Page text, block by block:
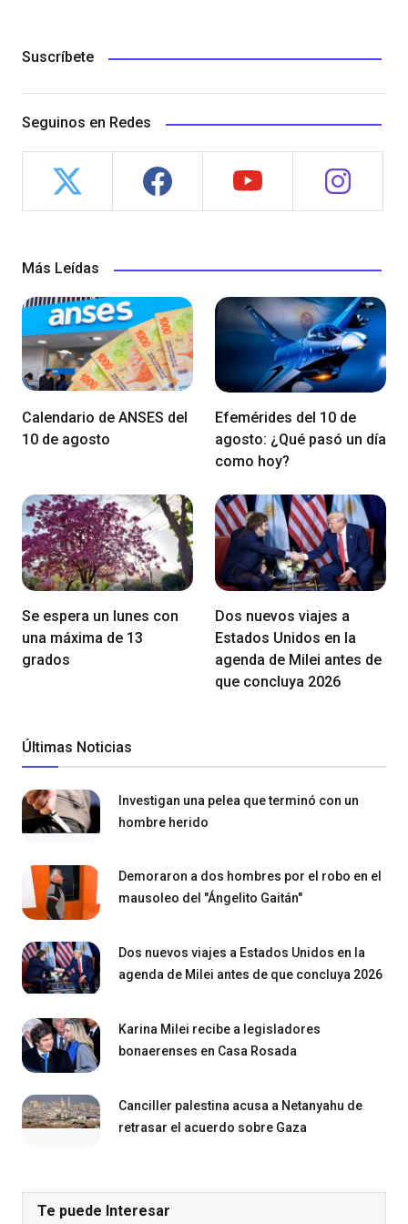
Suscríbete
Seguinos en Redes
Más Leídas
Calendario de ANSES del
10 de agosto
Efemérides del 10 de
agosto: ¿Qué pasó un día
como hoy?
Se espera un lunes con
una máxima de 13
grados
Dos nuevos viajes a
Estados Unidos en la
agenda de Milei antes de
que concluya 2026
Últimas Noticias
Investigan una pelea que terminó con un
hombre herido
Demoraron a dos hombres por el robo en el
mausoleo del "Ángelito Gaitán"
Dos nuevos viajes a Estados Unidos en la
agenda de Milei antes de que concluya 2026
Karina Milei recibe a legisladores
bonaerenses en Casa Rosada
Canciller palestina acusa a Netanyahu de
retrasar el acuerdo sobre Gaza
Te puede Interesar